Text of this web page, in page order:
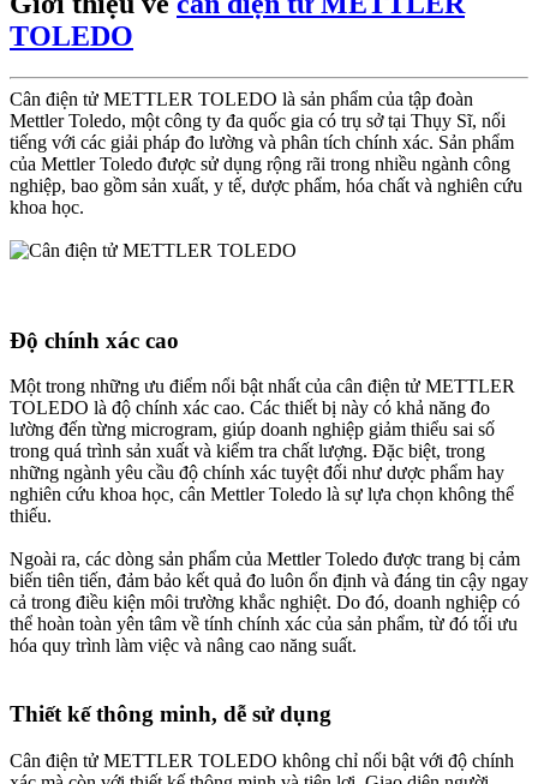
TOLEDO
Cân điện tử METTLER TOLEDO là sản phẩm của tập đoàn
Mettler Toledo, một công ty đa quốc gia có trụ sở tại Thụy Sĩ, nổi
tiếng với các giải pháp đo lường và phân tích chính xác. Sản phẩm
của Mettler Toledo được sử dụng rộng rãi trong nhiều ngành công
nghiệp, bao gồm sản xuất, y tế, dược phẩm, hóa chất và nghiên cứu
khoa học.
Độ chính xác cao
Một trong những ưu điểm nổi bật nhất của cân điện tử METTLER
TOLEDO là độ chính xác cao. Các thiết bị này có khả năng đo
lường đến từng microgram, giúp doanh nghiệp giảm thiểu sai số
trong quá trình sản xuất và kiểm tra chất lượng. Đặc biệt, trong
những ngành yêu cầu độ chính xác tuyệt đối như dược phẩm hay
nghiên cứu khoa học, cân Mettler Toledo là sự lựa chọn không thể
thiếu.
Ngoài ra, các dòng sản phẩm của Mettler Toledo được trang bị cảm
biến tiên tiến, đảm bảo kết quả đo luôn ổn định và đáng tin cậy ngay
cả trong điều kiện môi trường khắc nghiệt. Do đó, doanh nghiệp có
thể hoàn toàn yên tâm về tính chính xác của sản phẩm, từ đó tối ưu
hóa quy trình làm việc và nâng cao năng suất.
Thiết kế thông minh, dễ sử dụng
Cân điện tử METTLER TOLEDO không chỉ nổi bật với độ chính